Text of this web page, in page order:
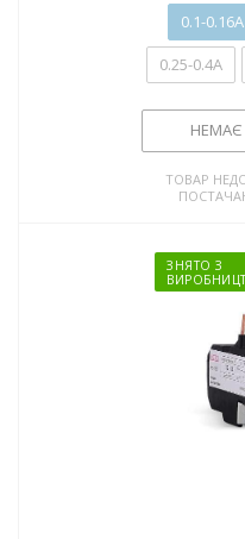
0.1-0.16А
0.25-0.4А
НЕМАЄ
ТОВАР
ЗНЯТО З